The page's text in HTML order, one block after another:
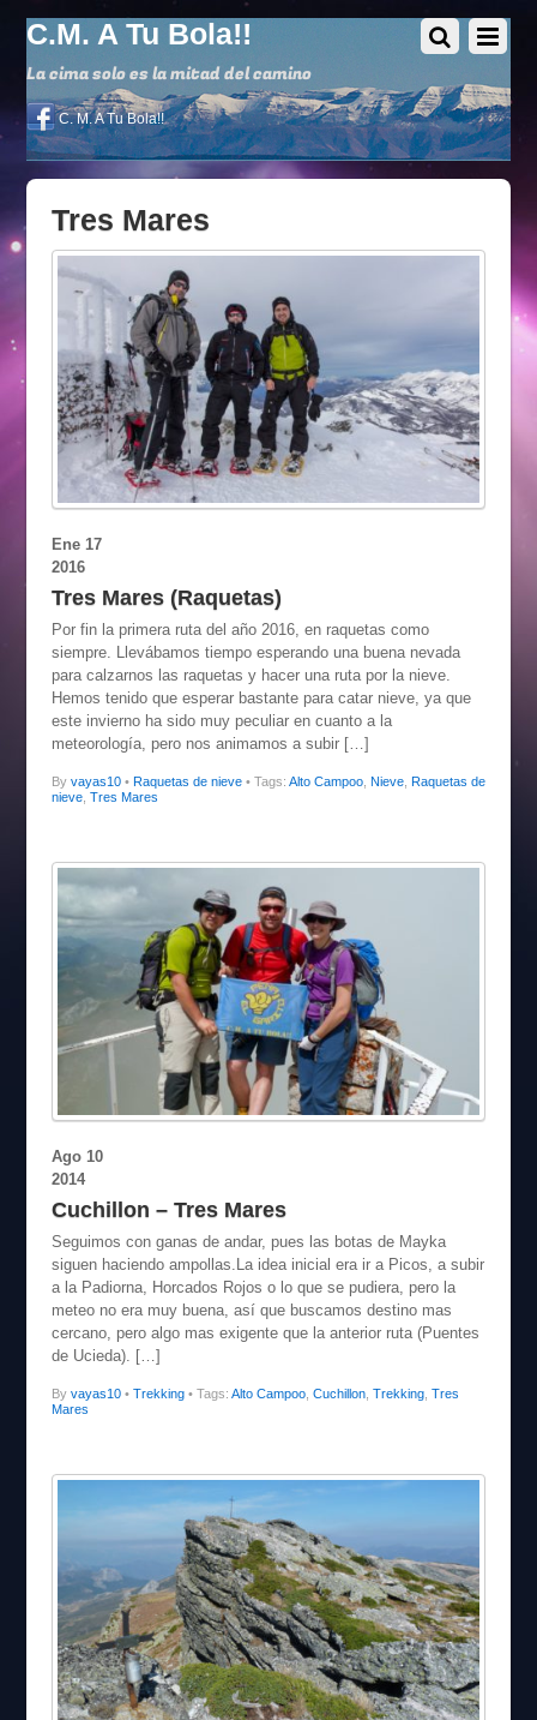
C.M. A Tu Bola!!
La cima solo es la mitad del camino
C. M. A Tu Bola!!
Tres Mares
Ene 17
2016
Tres Mares (Raquetas)
Por fin la primera ruta del año 2016, en raquetas como
siempre. Llevábamos tiempo esperando una buena nevada
para calzarnos las raquetas y hacer una ruta por la nieve.
Hemos tenido que esperar bastante para catar nieve, ya que
este invierno ha sido muy peculiar en cuanto a la
meteorología, pero nos animamos a subir […]
By vayas10• Raquetas de nieve • Tags: Alto Campoo, Nieve, Raquetas de
nieve, Tres Mares
Ago 10
2014
Cuchillon – Tres Mares
Seguimos con ganas de andar, pues las botas de Mayka
siguen haciendo ampollas.La idea inicial era ir a Picos, a subir
a la Padiorna, Horcados Rojos o lo que se pudiera, pero la
meteo no era muy buena, así que buscamos destino mas
cercano, pero algo mas exigente que la anterior ruta (Puentes
de Ucieda). […]
By vayas10• Trekking • Tags: Alto Campoo, Cuchillon, Trekking, Tres
Mares